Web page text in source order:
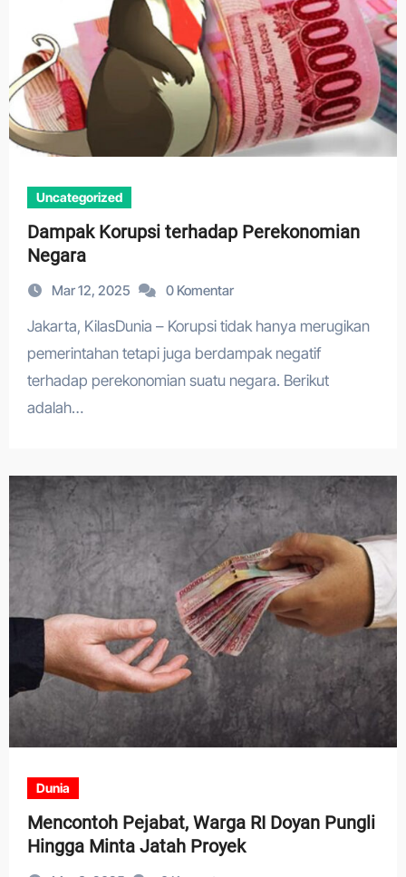
Uncategorized
Dampak Korupsi terhadap Perekonomian
Negara
Mar 12, 2025 0 Komentar
Jakarta, KilasDunia – Korupsi tidak hanya merugikan
pemerintahan tetapi juga berdampak negatif
terhadap perekonomian suatu negara. Berikut
adalah…
Dunia
Mencontoh Pejabat, Warga RI Doyan Pungli
Hingga Minta Jatah Proyek